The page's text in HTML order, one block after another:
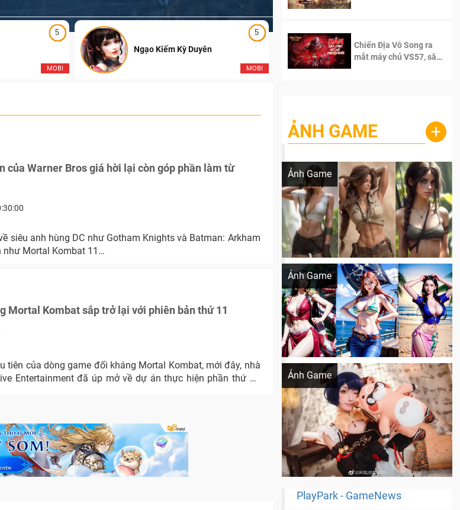
5
MOBI
5
MOBI
Ngạo Kiếm Kỳ Duyên Ngạo Thiên Mobile
của Warner Bros giá hời lại còn góp phần làm từ
siêu anh hùng DC như Gotham Knights và Batman: Arkham
như Mortal Kombat 11…
Mortal Kombat sắp trở lại với phiên bản thứ 11
tiên của dòng game đối kháng Mortal Kombat, mới đây, nhà
Entertainment đã úp mở về dự án thực hiện phần thứ 11
Chiến Địa Vô Song ra
mắt máy chủ VS57, sân
ẢNH GAME +
Ảnh Game
Lala Croft vừa nóng vừa xinh dưới nét vẽ
Ảnh Game
Khi AI Cosplay gái đẹp One Piece
Ảnh Game
Cosplay Xiangling siêu cute
PlayPark - GameNews